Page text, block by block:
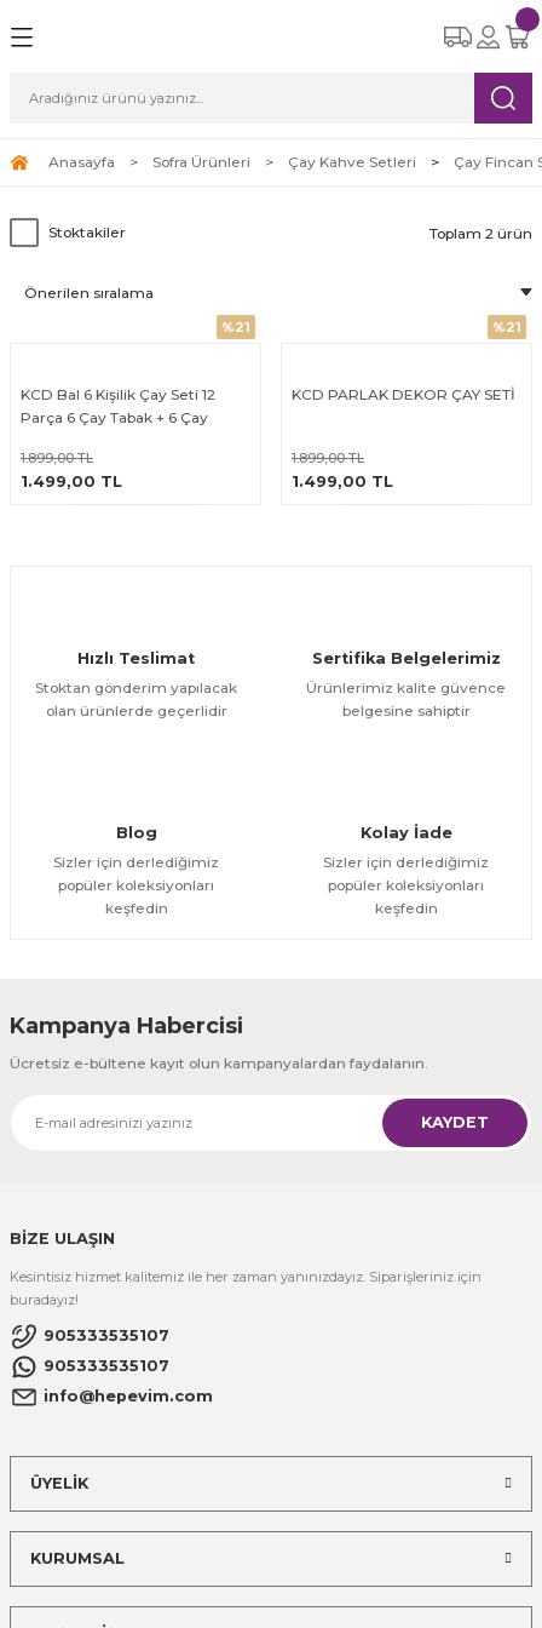
6 Kişilik Yemek Takımı
6 Kişilik Cam Bardak Setleri
Çay Fincan Setleri
Seti Robot Süpürge
Anasayfa Sofra Ürünleri Çay Kahve Setleri Çay Fincan
Stoktakiler Toplam 2 ürün
%21
KCD Bal 6 Kişilik Çay Seti 12
Parça 6 Çay Tabak + 6 Çay
1.899,00 TL
1.499,00 TL
ÜRÜNÜ İNCELE
%21
KCD PARLAK DEKOR ÇAY SETİ
1.899,00 TL
1.499,00 TL
ÜRÜNÜ İNCELE
Hızlı Teslimat
Stoktan gönderim yapılacak
olan ürünlerde geçerlidir
Sertifika Belgelerimiz
Ürünlerimiz kalite güvence
belgesine sahiptir
Blog
Sizler için derlediğimiz
popüler koleksiyonları
keşfedin
Kolay İade
Sizler için derlediğimiz
popüler koleksiyonları
keşfedin
Kampanya Habercisi
Ücretsiz e-bültene kayıt olun kampanyalardan faydalanın.
KAYDET
BİZE ULAŞIN
Kesintisiz hizmet kalitemiz ile her zaman yanınızdayız. Siparişleriniz için
buradayız!
905333535107
905333535107
info@hepevim.com
ÜYELİK
KURUMSAL